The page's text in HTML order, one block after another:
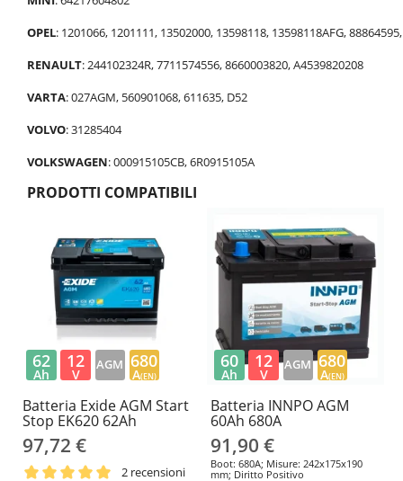
OPEL: 1201066, 1201111, 13502000, 13598118, 13598118AFG,
RENAULT: 244102324R, 7711574556, 8660003820, A4539820208
VARTA: 027AGM, 560901068, 611635, D52
VOLVO: 31285404
VOLKSWAGEN: 000915105CB, 6R0915105A
PRODOTTI COMPATIBILI
Batteria Exide AGM Start
Stop EK620 62Ah
97,72 €
2 recensioni
62
Ah
12
V
AGM 680
A(EN)
Batteria INNPO AGM
60Ah 680A
91,90 €
Boot: 680A; Misure: 242x175x190
mm; Diritto Positivo
60
Ah
12
V
AGM 680
A(EN)